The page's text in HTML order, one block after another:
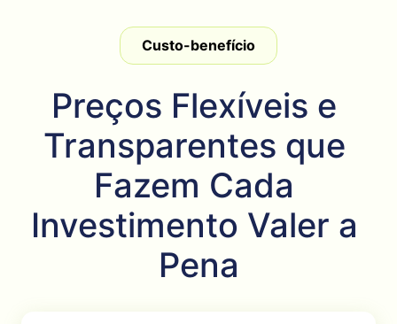
Custo-benefício
Preços Flexíveis e
Transparentes que
Fazem Cada
Investimento Valer a
Pena